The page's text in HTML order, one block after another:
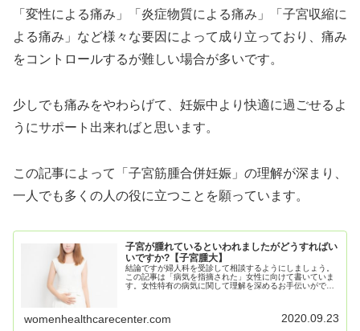
「変性による痛み」「炎症物質による痛み」「子宮収縮に
よる痛み」など様々な要因によって成り立っており、痛み
をコントロールするが難しい場合が多いです。
少しでも痛みをやわらげて、妊娠中より快適に過ごせるよ
うにサポート出来ればと思います。
この記事によって「子宮筋腫合併妊娠」の理解が深まり、
一人でも多くの人の役に立つことを願っています。
子宮が腫れているといわれましたがどうすればい
いですか?【子宮腫大】
結論ですが婦人科を受診して相談するようにしましょう。
この記事は「病気を指摘された」女性に向けて書いていま
す。女性特有の病気に関して理解を深めるお手伝いができ
womenhealthcarecenter.com 2020.09.23